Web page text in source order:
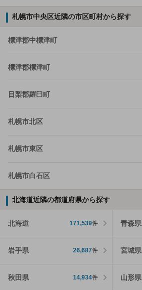
札幌市中央区近隣の市区町村から探す
標津郡中標津町
標津郡標津町
目梨郡羅臼町
札幌市北区
札幌市東区
札幌市白石区
北海道近隣の都道府県から探す
北海道 171,539件 青森県
岩手県 26,687件 宮城県
秋田県 14,934件 山形県